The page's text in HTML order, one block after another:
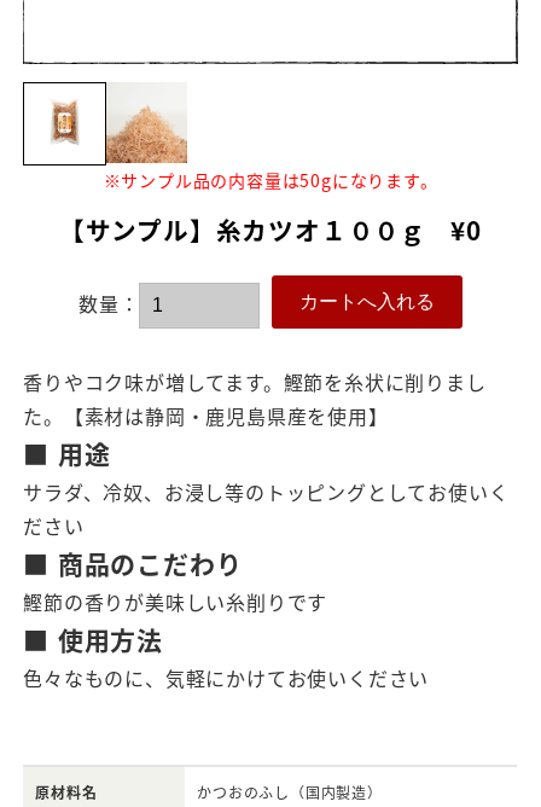
※サンプル品の内容量は50gになります。
【サンプル】糸カツオ１００ｇ ¥0
数量：
香りやコク味が増してます。鰹節を糸状に削りまし
た。【素材は静岡・鹿児島県産を使用】
■ 用途
サラダ、冷奴、お浸し等のトッピングとしてお使いく
ださい
■ 商品のこだわり
鰹節の香りが美味しい糸削りです
■ 使用方法
色々なものに、気軽にかけてお使いください
原材料名 かつおのふし（国内製造）